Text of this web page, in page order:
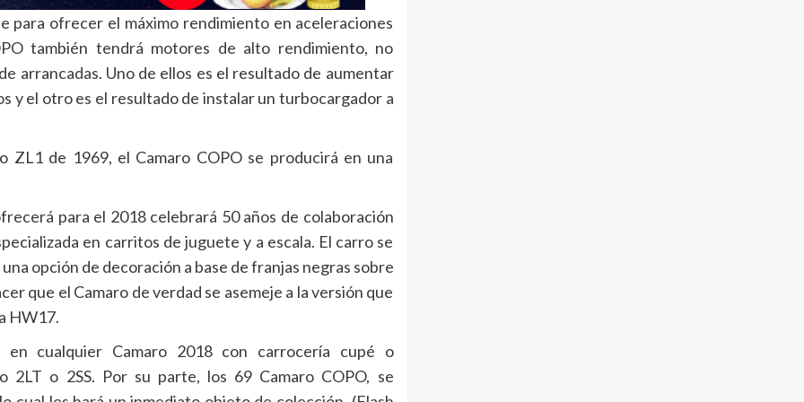
para ofrecer el máximo rendimiento en aceleraciones
también tendrá motores de alto rendimiento, no
arrancadas. Uno de ellos es el resultado de aumentar
y el otro es el resultado de instalar un turbocargador a
ZL1 de 1969, el Camaro COPO se producirá en una
para el 2018 celebrará 50 años de colaboración
en carritos de juguete y a escala. El carro se
opción de decoración a base de franjas negras sobre
que el Camaro de verdad se asemeje a la versión que
HW17.
cualquier Camaro 2018 con carrocería cupé o
2LT o 2SS. Por su parte, los 69 Camaro COPO, se